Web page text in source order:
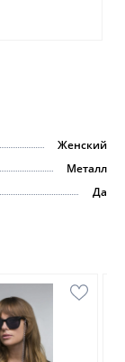
Женский
Металл
Да